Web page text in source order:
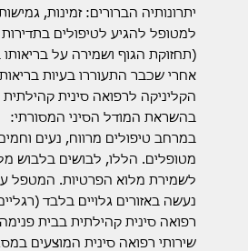
יתרונותיה הברורים: זמינות,
למטופל להגיע לטיפולים
(תחזוקת הגוף ושמירה על
אחרי שכבר התעוררו בעיות
הקליניקה לרפואה סינית
בהשראת המודל הסיני המסורתי:
במרחב טיפולים מרווח, נעים
מטופלים. הללו, לבושים בלבוש
לשמירת מלוא הפרטיות. המטפל
נעשה באזורים גלויים בלבד
רפואה סינית קהילתית בבית
שירותי רפואה סינית המוצעים